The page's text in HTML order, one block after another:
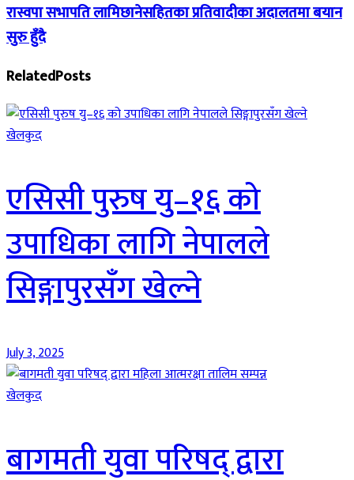
रास्वपा सभापति लामिछानेसहितका प्रतिवादीका अदालतमा बयान
सुरु हुँदै
RelatedPosts
खेलकुद
एसिसी पुरुष यु–१६ को
उपाधिका लागि नेपालले
सिङ्गापुरसँग खेल्ने
July 3, 2025
खेलकुद
बागमती युवा परिषद् द्वारा